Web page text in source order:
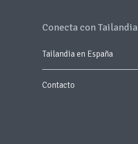
Conecta con Tailandia
Tailandia en España
Contacto